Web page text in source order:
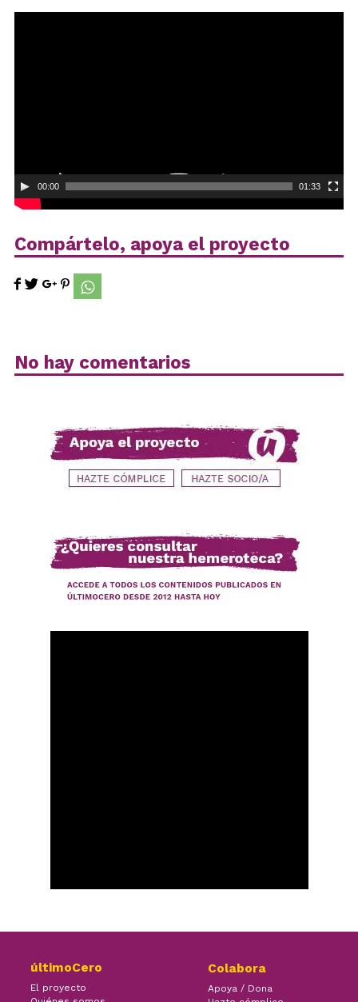
00:00 01:33
Compártelo, apoya el proyecto
No hay comentarios
últimoCero
El proyecto
Colabora
Apoya / Dona